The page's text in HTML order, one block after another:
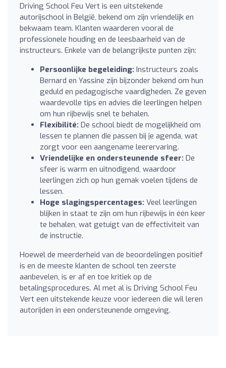
Driving School Feu Vert is een uitstekende
autorijschool in België, bekend om zijn vriendelijk en
bekwaam team. Klanten waarderen vooral de
professionele houding en de leesbaarheid van de
instructeurs. Enkele van de belangrijkste punten zijn:
Persoonlijke begeleiding: Instructeurs zoals
Bernard en Yassine zijn bijzonder bekend om hun
geduld en pedagogische vaardigheden. Ze geven
waardevolle tips en advies die leerlingen helpen
om hun rijbewijs snel te behalen.
Flexibilité: De school biedt de mogelijkheid om
lessen te plannen die passen bij je agenda, wat
zorgt voor een aangename leerervaring.
Vriendelijke en ondersteunende sfeer: De
sfeer is warm en uitnodigend, waardoor
leerlingen zich op hun gemak voelen tijdens de
lessen.
Hoge slagingspercentages: Veel leerlingen
blijken in staat te zijn om hun rijbewijs in één keer
te behalen, wat getuigt van de effectiviteit van
de instructie.
Hoewel de meerderheid van de beoordelingen positief
is en de meeste klanten de school ten zeerste
aanbevelen, is er af en toe kritiek op de
betalingsprocedures. Al met al is Driving School Feu
Vert een uitstekende keuze voor iedereen die wil leren
autorijden in een ondersteunende omgeving.